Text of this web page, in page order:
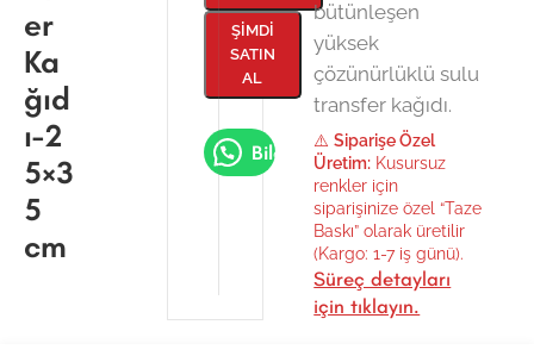
er
Ka
ğıd
ı-2
5×3
5
cm
ŞIMDI
SATIN
AL
Bilgi Al
bütünleşen
yüksek
çözünürlüklü sulu
transfer kağıdı.
⚠️Siparişe Özel
Üretim: Kusursuz
renkler için
siparişinize özel “Taze
Baskı” olarak üretilir
(Kargo: 1-7 iş günü).
Süreç detayları
için tıklayın.